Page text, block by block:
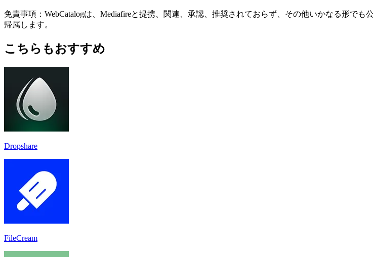
免責事項：WebCatalogは、Mediafireと提携、関連、承認、推奨されておらず、その他いかなる形で
帰属します。
こちらもおすすめ
Dropshare
FileCream